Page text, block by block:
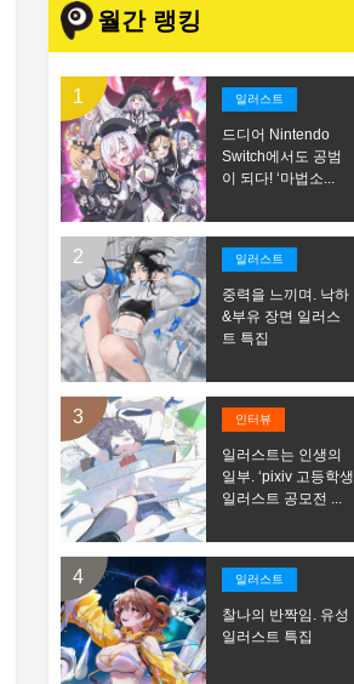
월간 랭킹
일러스트
드디어 Nintendo
Switch에서도 공범
이 되다! ‘마법소...
일러스트
중력을 느끼며. 낙하
&부유 장면 일러스
트 특집
인터뷰
일러스트는 인생의
일부. ‘pixiv 고등학생
일러스트 공모전 ...
일러스트
찰나의 반짝임. 유성
일러스트 특집